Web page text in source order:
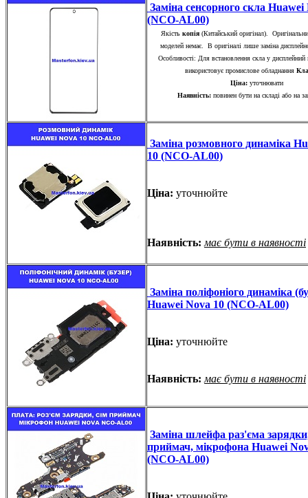
Заміна сенсорного скла Huawei
(NCO-AL00)
Якість копія (Китайський оригінал).
моделей немає. В оригіналі лише заміна
Особливості: Для встановлення скла у дисплейний
використовує промислове обладнання
Ціна: уточнювати
Наявність:повинен бути на складі або на
Заміна розмовного динаміка
10 (NCO-AL00)
Ціна: уточнюйте
Наявність: має бути в наявності
Заміна поліфоніого динаміка
Huawei Nova 10 (NCO-AL00)
Ціна: уточнюйте
Наявність: має бути в наявності
Заміна шлейфа раз'єма
приймач, мікрофона Huawei
(NCO-AL00)